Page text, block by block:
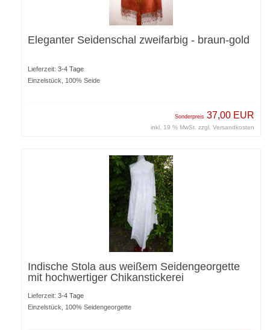
Eleganter Seidenschal zweifarbig - braun-gold
Lieferzeit: 3-4 Tage
Einzelstück, 100% Seide
Sonderpreis 37,00 EUR
inkl. 19 % MwSt. zzgl. Versandkosten
Indische Stola aus weißem Seidengeorgette
mit hochwertiger Chikanstickerei
Lieferzeit: 3-4 Tage
Einzelstück, 100% Seidengeorgette